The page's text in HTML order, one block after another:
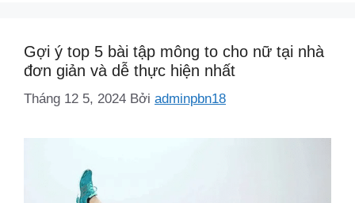
Gợi ý top 5 bài tập mông to cho nữ tại nhà
đơn giản và dễ thực hiện nhất
Tháng 12 5, 2024 Bởi adminpbn18